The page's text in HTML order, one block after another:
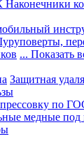
... Показать
Защитная
по
медные под